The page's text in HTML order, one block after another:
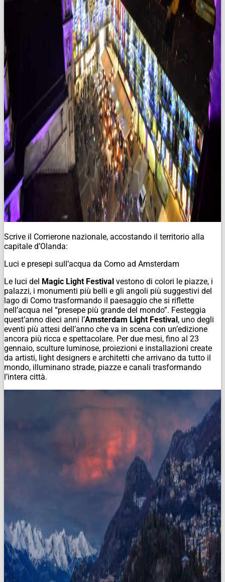
Scrive il Corrierone nazionale, accostando il territorio alla
capitale d’Olanda:
Luci e presepi sull’acqua da Como ad Amsterdam
Le luci del Magic Light Festival vestono di colori le piazze, i
palazzi, i monumenti più belli e gli angoli più suggestivi del
lago di Como trasformando il paesaggio che si riflette
nell’acqua nel “presepe più grande del mondo”. Festeggia
quest’anno dieci anni l’Amsterdam Light Festival, uno degli
eventi più attesi dell’anno che va in scena con un’edizione
ancora più ricca e spettacolare. Per due mesi, fino al 23
gennaio, sculture luminose, proiezioni e installazioni create
da artisti, light designers e architetti che arrivano da tutto il
mondo, illuminano strade, piazze e canali trasformando
l’intera città.